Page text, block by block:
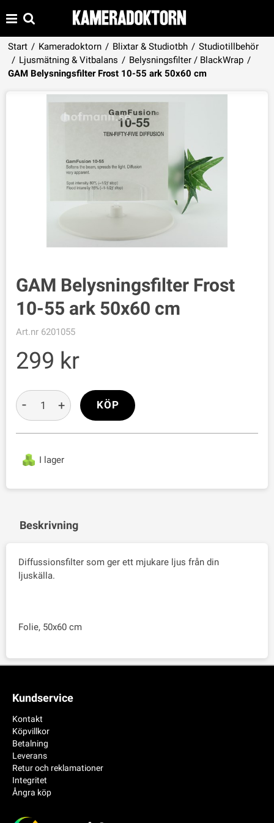
Start / Kameradoktorn / Blixtar & Studiotbh / Studiotillbehör
/ Ljusmätning & Vitbalans / Belysningsfilter / BlackWrap /
GAM Belysningsfilter Frost 10-55 ark 50x60 cm
Produkten har lagts i din varukorg
GAM Belysningsfilter Frost
10-55 ark 50x60 cm
Art.nr 6201055
299
I lager
- + KÖP
Beskrivning
Diffussionsfilter som ger ett mjukare ljus från din
ljuskälla.
Folie, 50x60 cm
Kundservice
Kontakt
Köpvillkor
Betalning
Leverans
Retur och reklamationer
Integritet
Ångra köp